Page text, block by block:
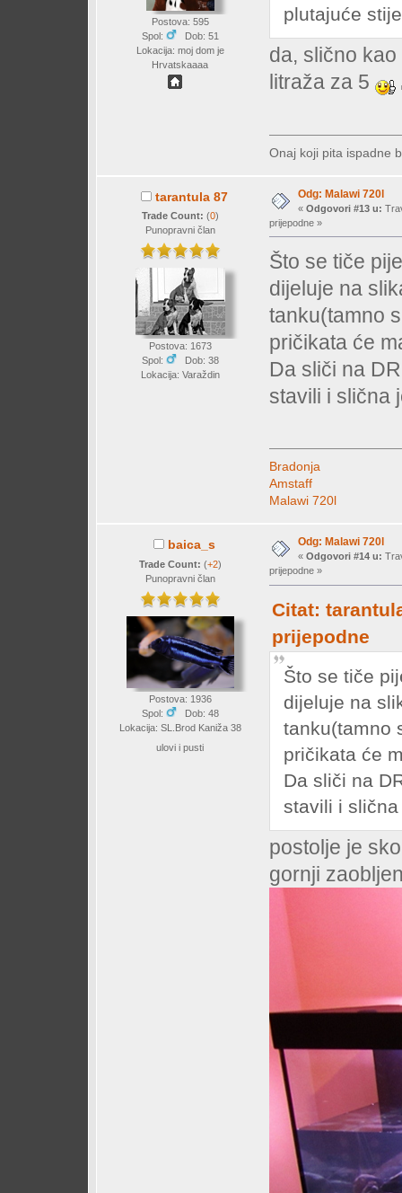
Postova: 595
Spol:
Dob: 51
Lokacija: moj dom je
Hrvatskaaaa
plutajuće
da, slično
litraža za 5
Onaj koji pita ispadne
tarantula 87
Trade Count: (0)
Punopravni član
Postova: 1673
Spol:
Dob: 38
Lokacija: Varaždin
Odg: Malawi 720l
« Odgovori #13 u:
prijepodne »
Što se tiče
dijeluje na
tanku(tamno
pričikata će
Da sliči na
stavili i slična
Bradonja
Amstaff
Malawi 720l
baica_s
Trade Count: (+2)
Punopravni član
Postova: 1936
Spol:
Dob: 48
Lokacija: SL.Brod Kaniža 38
ulovi i pusti
Odg: Malawi 720l
« Odgovori #14 u:
prijepodne »
Citat:
prijepodne
Što se tiče
dijeluje na
tanku(tamno
pričikata će
Da sliči na
stavili i
postolje je
gornji